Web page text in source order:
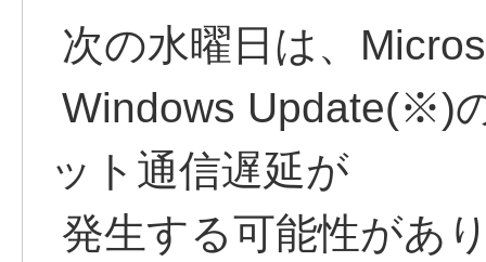
次の水曜日は、
Windows Update(※)
ット通信遅延が
発生する可能性があ